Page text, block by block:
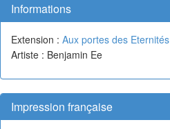
Informations
Extension : Aux portes des Eternités
Artiste : Benjamin Ee
Impression française